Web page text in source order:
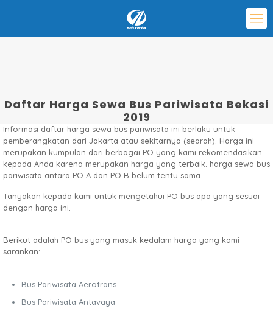
Daftar Harga Sewa Bus Pariwisata Bekasi
2019
Informasi daftar harga sewa bus pariwisata ini berlaku untuk
pemberangkatan dari Jakarta atau sekitarnya (searah). Harga ini
merupakan kumpulan dari berbagai PO yang kami rekomendasikan
kepada Anda karena merupakan harga yang terbaik. harga sewa bus
pariwisata antara PO A dan PO B belum tentu sama.
Tanyakan kepada kami untuk mengetahui PO bus apa yang sesuai
dengan harga ini.
Berikut adalah PO bus yang masuk kedalam harga yang kami
sarankan:
Bus Pariwisata Aerotrans
Bus Pariwisata Antavaya